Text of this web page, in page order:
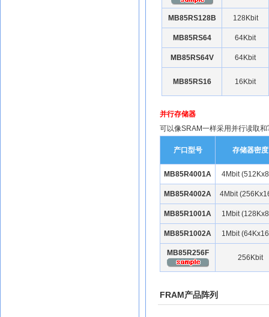
MB85RS128B 128Kbit
MB85RS64 64Kbit
MB85RS64V 64Kbit
MB85RS16 16Kbit
并行存储器
可以像SRAM一样采用并行读取
产口型号 存储器密度
MB85R4001A 4Mbit
MB85R4002A 4Mbit
MB85R1001A 1Mbit
MB85R1002A 1Mbit
MB85R256F
256Kbit
FRAM产品阵列